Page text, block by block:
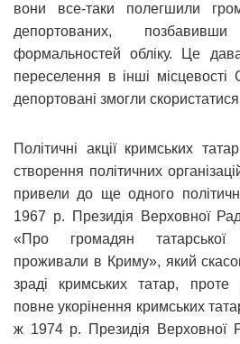
вони все-таки полегшили
депортованих,
формальностей обліку. Це
переселення в інші
депортовані змогли
Політичні акції кримських
створення політичних
привели до ще одного
1967 р. Президія Верховної
«Про громадян татарської
проживали в Криму», який
зраді кримських татар, проте
повне укорінення кримських
ж 1974 р. Президія Верховної